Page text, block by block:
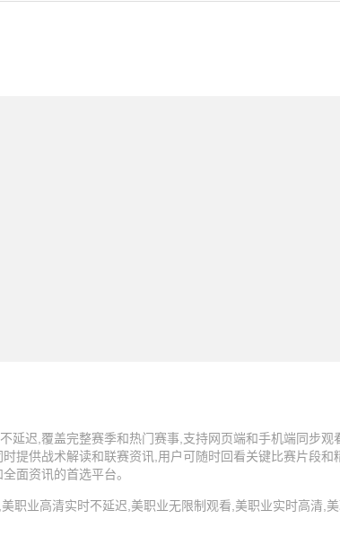
延迟,覆盖完整赛季和热门赛事,支持网页端和手机端同步
提供战术解读和联赛资讯,用户可随时回看关键比赛片段
面资讯的首选平台。
职业高清实时不延迟,美职业无限制观看,美职业实时高清,